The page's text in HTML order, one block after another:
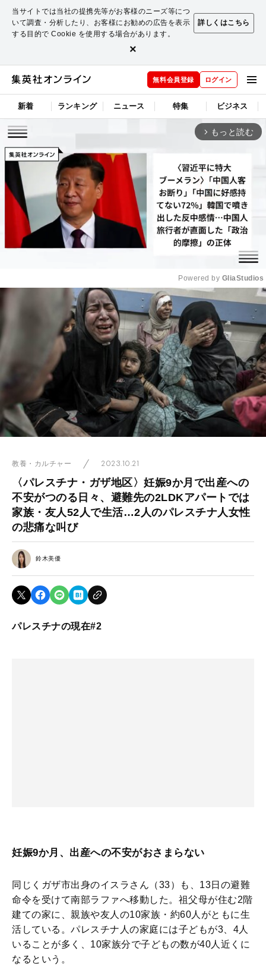
当サイトでは当社の提携先等がお客様のニーズ等につ
いて調査・分析したり、お客様にお勧めの広告を表示
する目的で Cookie を使用する場合があります。
詳しくはこちら
×
無料会員登録 ログイン
新着 ランキング ニュース 特集 ビジネス
arrow_forward_ios もっと読む
Mute
Powered by GliaStudios
教養・カルチャー 2023.10.21
〈パレスチナ・ガザ地区〉妊娠9か月で出産への
不安がつのる日々、避難先の2LDKアパートでは
家族・友人52人で生活…2人のパレスチナ人女性
の悲痛な叫び
鈴木美優
パレスチナの現在#2
妊娠9か月、出産への不安がおさまらない
同じくガザ市出身のイスラさん（33）も、13日の避難
命令を受けて南部ラファへ移動した。祖父母が住む2階
建ての家に、親族や友人の10家族・約60人がともに生
活している。パレスチナ人の家庭には子どもが3、4人
いることが多く、10家族分で子どもの数が40人近くに
なるという。